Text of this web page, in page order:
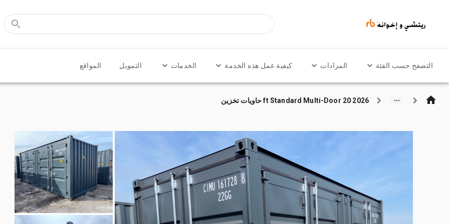
التصفح حسب الفئة المزادات كيفية عمل هذه الخدمة الخدمات التمويل المواقع
2026 20 ft Standard Multi-Door حاويات تخزين